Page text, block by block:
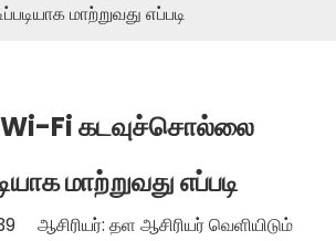
மாற்றுவது எப்படி
Fi கடவுச்சொல்லை
மாற்றுவது எப்படி
ஆசிரியர்: தள ஆசிரியர் வெளியிடும்